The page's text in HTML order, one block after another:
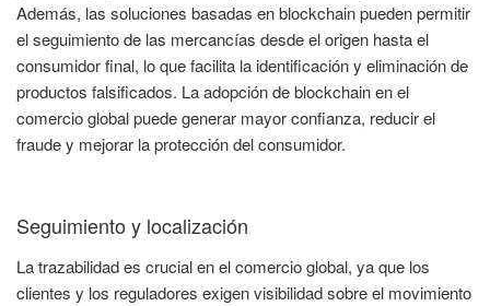
Además, las soluciones basadas en blockchain pueden permitir
el seguimiento de las mercancías desde el origen hasta el
consumidor final, lo que facilita la identificación y eliminación de
productos falsificados. La adopción de blockchain en el
comercio global puede generar mayor confianza, reducir el
fraude y mejorar la protección del consumidor.
Seguimiento y localización
La trazabilidad es crucial en el comercio global, ya que los
clientes y los reguladores exigen visibilidad sobre el movimiento